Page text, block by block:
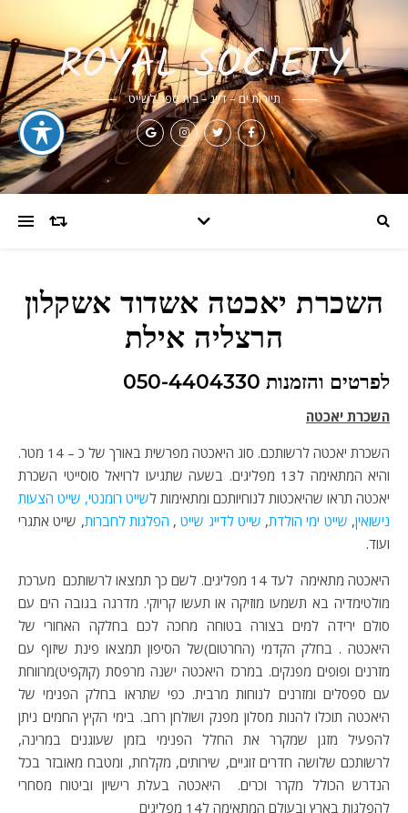
ROYAL SOCIETY
תיירות ים – דייג – בית ספר לשייט
השכרת יאכטה אשדוד אשקלון
הרצליה אילת
לפרטים והזמנות 050-4404330
השכרת יאכטה
השכרת יאכטה לרשותכם. סוג היאכטה מפרשית באורך של כ – 14 מטר.
והיא המתאימה ל13 מפליגים. בשעה שתגיעו לרויאל סוסייטי השכרת
יאכטה תראו שהיאכטות לנוחיותכם ומתאימות לשייט רומנטי, שייט הצעות
נישואין, שייט ימי הולדת, שייט לדייג שייט, הפלגות לחברות, שייט אתגרי
ועוד.
היאכטה מתאימה לעד 14 מפליגים. לשם כך תמצאו לרשותכם מערכת
מולטימדיה בא תשמעו מוזיקה או תעשו קריוקי. מדרגה בגובה הים עם
סולם ירידה למים בצורה בטוחה מחכה לכם בחלקה האחורי של
היאכטה . בחלק הקדמי (החרטום)של הסיפון תמצאו פינת שיזוף עם
מזרנים ופופים מפנקים. במרכז היאכטה ישנה מרפסת (קוקפיט)מרווחת
עם ספסלים ומזרנים לנוחות מרבית. כפי שתראו בחלק הפנימי של
היאכטה תוכלו להנות מסלון מפנק ושולחן רחב. בימי הקיץ החמים ניתן
להפעיל מזגן שמקרר את החלל הפנימי בזמן שעוגנים במרינה,
לרשותכם שלושה חדרים זוגיים, שירותים, מקלחת, ומטבח מאובזר בכל
הנדרש הכולל מקרר וכרים. היאכטה בעלת רישיון וביטוח מסחרי
להפלגות בארץ ובעולם המתאימה ל14 מפליגים